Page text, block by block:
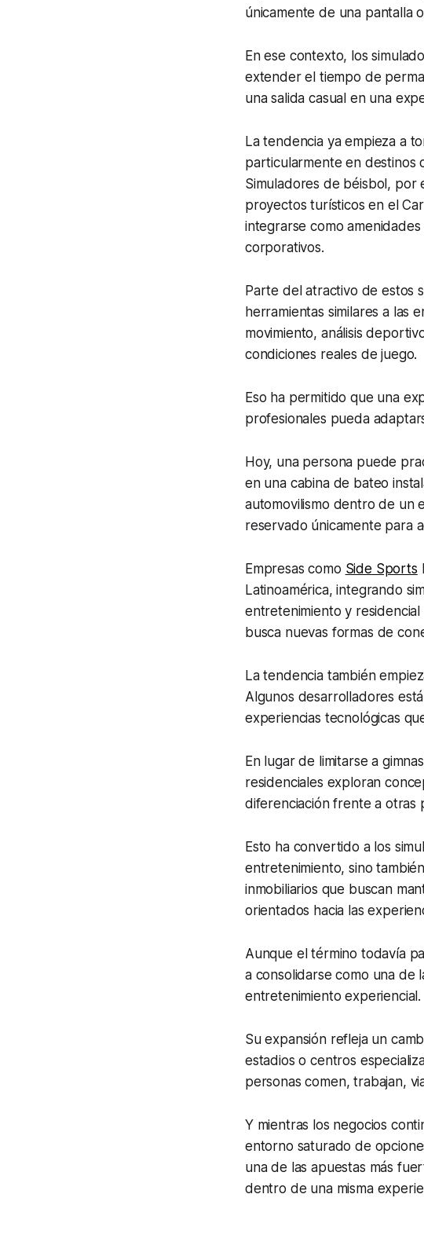
únicamente de una pantalla
En ese contexto, los
extender el tiempo de
una salida casual en una
La tendencia ya empieza a
particularmente en
Simuladores de béisbol,
proyectos turísticos en el
integrarse como
corporativos.
Parte del atractivo de estos
herramientas similares a las
movimiento, análisis
condiciones reales de juego.
Eso ha permitido que una
profesionales pueda
Hoy, una persona puede
en una cabina de bateo
automovilismo dentro de un
reservado únicamente para
Empresas como Side Sports
Latinoamérica, integrando
entretenimiento y
busca nuevas formas de
La tendencia también
Algunos desarrolladores
experiencias tecnológicas
En lugar de limitarse a
residenciales exploran
diferenciación frente a otras
Esto ha convertido a los
entretenimiento, sino
inmobiliarios que buscan
orientados hacia las
Aunque el término todavía
a consolidarse como una de
entretenimiento experiencial.
Su expansión refleja un
estadios o centros
personas comen, trabajan,
Y mientras los negocios
entorno saturado de
una de las apuestas más
dentro de una misma